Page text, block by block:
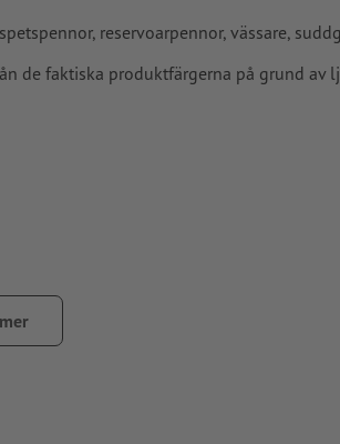
reservoarpennor, vässare,
de faktiska produktfärgerna på grund av